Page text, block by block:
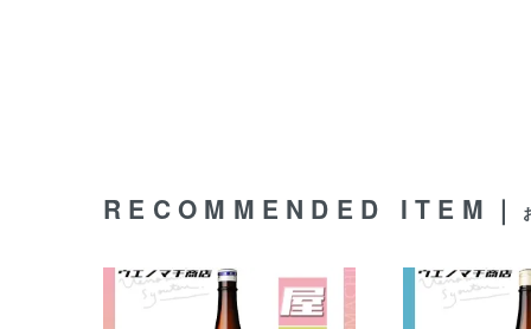
RECOMMENDED ITEM｜